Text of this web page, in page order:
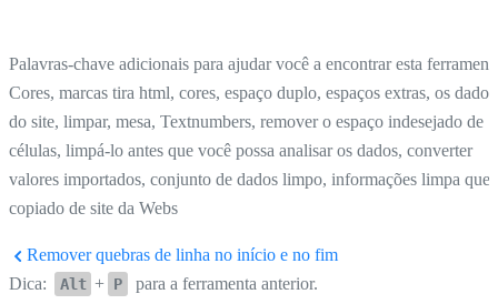
Palavras-chave adicionais para ajudar você a encontrar esta
Cores, marcas tira html, cores, espaço duplo, espaços extras, os dados
do site, limpar, mesa, Textnumbers, remover o espaço indesejado de
células, limpá-lo antes que você possa analisar os dados, converter
valores importados, conjunto de dados limpo, informações limpa que
copiado de site da Webs
Remover quebras de linha no início e no fim
Dica:
Alt + P para a ferramenta anterior.